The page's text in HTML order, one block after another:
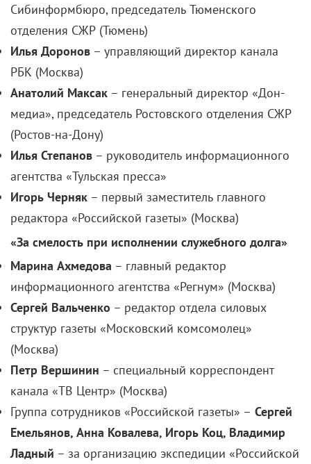
Сибинформбюро, председатель Тюменского
отделения СЖР (Тюмень)
Илья Доронов – управляющий директор канала
РБК (Москва)
Анатолий Максак – генеральный директор «Дон-
медиа», председатель Ростовского отделения СЖР
(Ростов-на-Дону)
Илья Степанов – руководитель информационного
агентства «Тульская пресса»
Игорь Черняк – первый заместитель главного
редактора «Российской газеты» (Москва)
«За смелость при исполнении служебного долга»
Марина Ахмедова – главный редактор
информационного агентства «Регнум» (Москва)
Сергей Вальченко – редактор отдела силовых
структур газеты «Московский комсомолец»
(Москва)
Петр Вершинин – специальный корреспондент
канала «ТВ Центр» (Москва)
Группа сотрудников «Российской газеты» – Сергей
Емельянов, Анна Ковалева, Игорь Коц, Владимир
Ладный – за организацию экспедиции «Российской